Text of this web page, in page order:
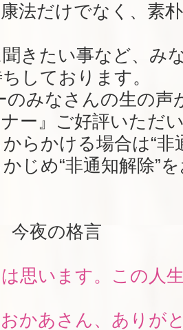
法だけでなく、素
きたい事など、み
しております。
みなさんの生の声
ナー』ご好評いただ
らかける場合は“非
じめ“非通知解除”
夜の格言
は思います。この人
おかあさん、ありが